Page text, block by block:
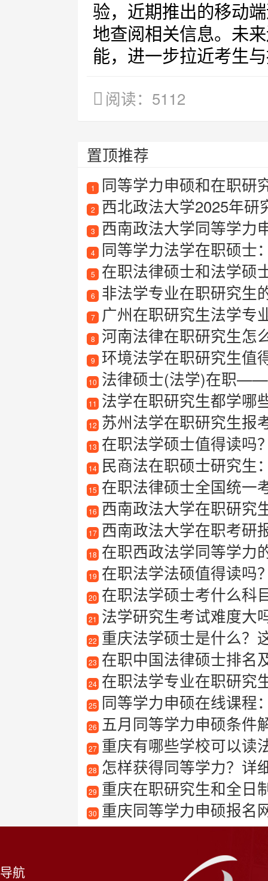
验，近期推出的移动
地查阅相关信息。未
能，进一步拉近考生
阅读：5112
置顶推荐
1 同等学力申硕和在职研
2 西北政法大学2025年研
3 西南政法大学同等学力
4 同等学力法学在职硕士
5 在职法律硕士和法学硕士有
6 非法学专业在职研究生
7 广州在职研究生法学专业
8 河南法律在职研究生怎么
9 环境法学在职研究生值得
10 法律硕士(法学)在职
11 法学在职研究生都学哪
12 苏州法学在职研究生报
13 在职法学硕士值得读吗
14 民商法在职硕士研究生
15 在职法律硕士全国统一
16 西南政法大学在职研究
17 西南政法大学在职考研报考
18 在职西政法学同等学力
19 在职法学法硕值得读吗？过
20 在职法学硕士考什么科
21 法学研究生考试难度大
22 重庆法学硕士是什么？
23 在职中国法律硕士排名
24 在职法学专业在职研究
25 同等学力申硕在线课程
26 五月同等学力申硕条件
27 重庆有哪些学校可以读
28 怎样获得同等学力？详
29 重庆在职研究生和全日
30 重庆同等学力申硕报名
导航